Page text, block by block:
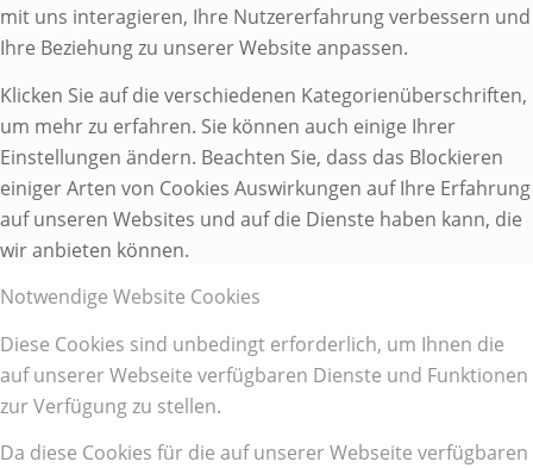
mit uns interagieren, Ihre Nutzererfahrung verbessern und
Ihre Beziehung zu unserer Website anpassen.
Klicken Sie auf die verschiedenen Kategorienüberschriften,
um mehr zu erfahren. Sie können auch einige Ihrer
Einstellungen ändern. Beachten Sie, dass das Blockieren
einiger Arten von Cookies Auswirkungen auf Ihre Erfahrung
auf unseren Websites und auf die Dienste haben kann, die
wir anbieten können.
Notwendige Website Cookies
Diese Cookies sind unbedingt erforderlich, um Ihnen die
auf unserer Webseite verfügbaren Dienste und Funktionen
zur Verfügung zu stellen.
Da diese Cookies für die auf unserer Webseite verfügbaren